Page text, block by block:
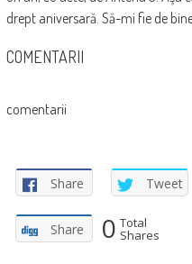
drept aniversară. Să-mi fie de
COMENTARII
comentarii
Share Tweet
Share 0 Total
Shares